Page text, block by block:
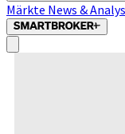
Märkte News &